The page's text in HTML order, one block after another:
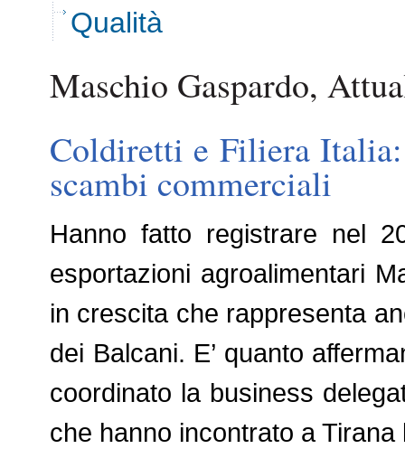
Qualità
Maschio Gaspardo,
Coldiretti e Filiera
scambi commerciali
Hanno fatto registrare nel
esportazioni agroalimentari
in crescita che rappresenta
dei Balcani. E’ quanto
coordinato la business
che hanno incontrato a